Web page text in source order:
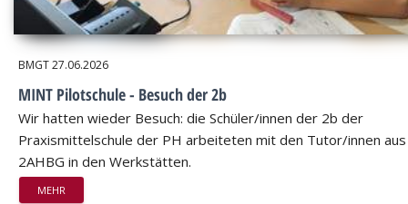
BMGT27.06.2026
MINT Pilotschule - Besuch der 2b
Wir hatten wieder Besuch: die Schüler/innen der 2b der
Praxismittelschule der PH arbeiteten mit den Tutor/innen
2AHBG in den Werkstätten.
MEHR